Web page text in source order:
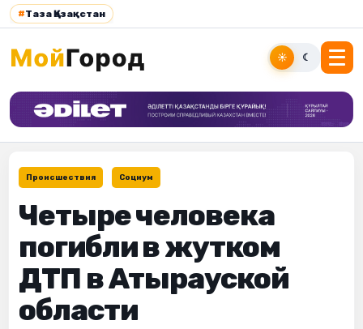
#Таза Қазақстан
☀ ☾
Происшествия Социум
Четыре человека
погибли в жутком
ДТП в Атырауской
области